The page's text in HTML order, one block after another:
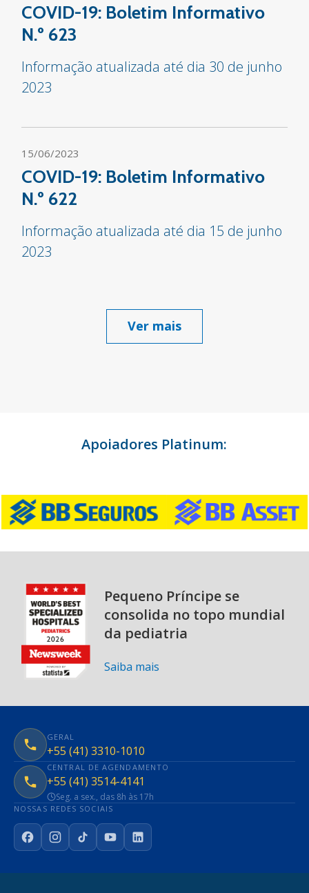
COVID-19: Boletim Informativo
N.º 623
Informação atualizada até dia 30 de junho
2023
15/06/2023
COVID-19: Boletim Informativo
N.º 622
Informação atualizada até dia 15 de junho
2023
Ver mais
Apoiadores Platinum:
Pequeno Príncipe se
consolida no topo mundial
da pediatria
Saiba mais
GERAL
+55 (41) 3310-1010
CENTRAL DE AGENDAMENTO
+55 (41) 3514-4141
Seg. a sex., das 8h às 17h
NOSSAS REDES SOCIAIS
FacebookInstagram
TikTokYouTubeLinkedIn